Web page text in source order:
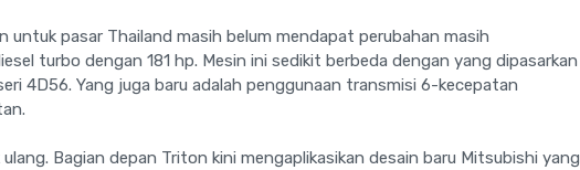
untuk pasar Thailand masih belum mendapat perubahan masih
turbo dengan 181 hp. Mesin ini sedikit berbeda dengan yang dipasarkan
4D56. Yang juga baru adalah penggunaan transmisi 6-kecepatan
Bagian depan Triton kini mengaplikasikan desain baru Mitsubishi yang